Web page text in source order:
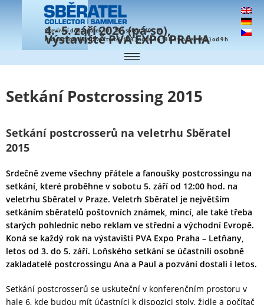
4.- 5. září 2026 (pá-so),
Výstaviště PVA EXPO PRAHA
Otevírací doba: pátek 10 – 18 | sobota 10 – 16
Pro obchodníky již ve čtvrtek (3.9.) od 16 do 19 h a v pátek (4.9.) od 9 h
Setkání Postcrossing 2015
Setkání postcrosserů na veletrhu Sběratel
2015
Srdečně zveme všechny přátele a fanoušky postcrossingu na
setkání, které proběhne v sobotu 5. září od 12:00 hod. na
veletrhu Sběratel v Praze. Veletrh Sběratel je největším
setkáním sběratelů poštovních známek, mincí, ale také třeba
starých pohlednic nebo reklam ve střední a východní Evropě.
Koná se každý rok na výstavišti PVA Expo Praha – Letňany,
letos od 3. do 5. září. Loňského setkání se účastnili osobně
zakladatelé postcrossingu Ana a Paul a pozvání dostali i letos.
Setkání postcrosserů se uskuteční v konferenčním prostoru v
hale 6, kde budou mít účastníci k dispozici stoly, židle a počítač